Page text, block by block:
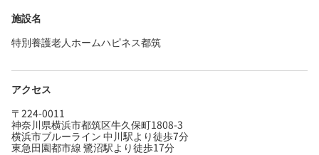
施設名
特別養護老人ホームハピネス都筑
アクセス
〒224-0011
神奈川県横浜市都筑区牛久保町1808-3
横浜市ブルーライン 中川駅より徒歩7分
東急田園都市線 鷺沼駅より徒歩17分